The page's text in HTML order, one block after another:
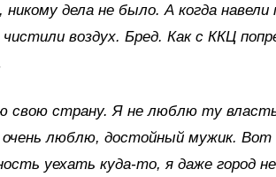
никому дела не было. А когда
чистили воздух. Бред. Как с ККЦ
свою страну. Я не люблю ту
люблю, достойный мужик. Вот
уехать куда-то, я даже город